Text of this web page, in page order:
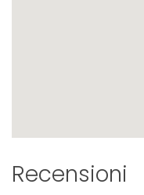
Recensioni